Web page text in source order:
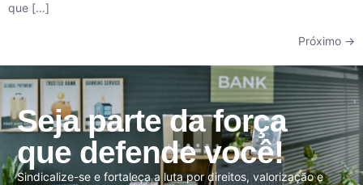
que […]
Próximo →
Seja parte da força
que defende você!
Sindicalize-se e fortaleça a luta por direitos, valorização e